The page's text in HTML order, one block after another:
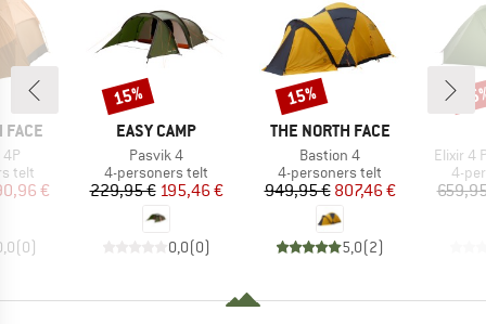
FACE
telt
pris
€
(0)
MÆRKE
EASY CAMP
Artikel
Pasvik 4
Produktgruppe
4-personers telt
Pris
229,95 €Nedsat pris
195,46 €
0,0(0)
Rabat
15%
MÆRKE
THE NORTH FACE
Artikel
Bastion 4
Produktgruppe
4-personers telt
Pris
949,95 €Nedsat pris
807,46 €
5,0(2)
Rabat
15%
Artikel
Elixir 4
4-